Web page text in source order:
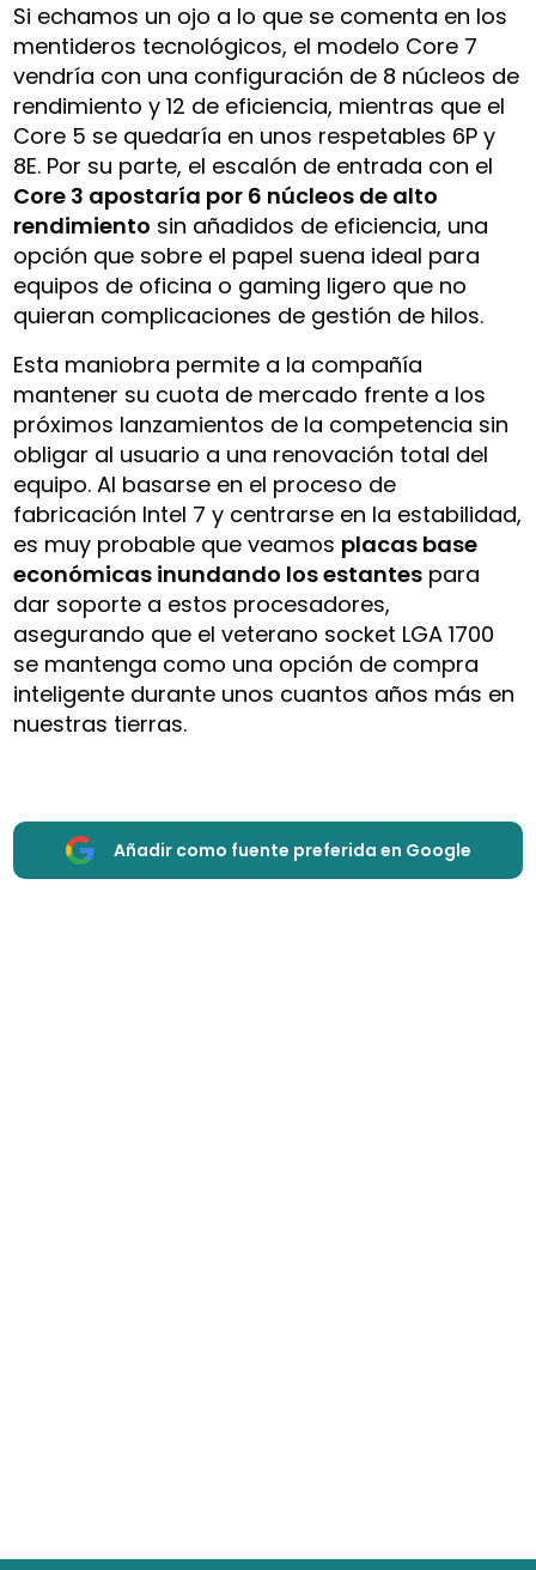
Si echamos un ojo a lo que se comenta en los
mentideros tecnológicos, el modelo Core 7
vendría con una configuración de 8 núcleos de
rendimiento y 12 de eficiencia, mientras que el
Core 5 se quedaría en unos respetables 6P y
8E. Por su parte, el escalón de entrada con el
Core 3 apostaría por 6 núcleos de alto
rendimiento sin añadidos de eficiencia, una
opción que sobre el papel suena ideal para
equipos de oficina o gaming ligero que no
quieran complicaciones de gestión de hilos.
Esta maniobra permite a la compañía
mantener su cuota de mercado frente a los
próximos lanzamientos de la competencia sin
obligar al usuario a una renovación total del
equipo. Al basarse en el proceso de
fabricación Intel 7 y centrarse en la estabilidad,
es muy probable que veamos placas base
económicas inundando los estantes para
dar soporte a estos procesadores,
asegurando que el veterano socket LGA 1700
se mantenga como una opción de compra
inteligente durante unos cuantos años más en
nuestras tierras.
Añadir como fuente preferida en Google